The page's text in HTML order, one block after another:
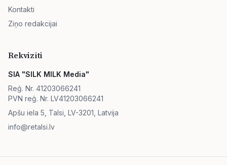
Kontakti
Ziņo redakcijai
Rekvizīti
SIA "SILK MILK Media"
Reģ. Nr. 41203066241
PVN reģ. Nr. LV41203066241
Apšu iela 5, Talsi, LV-3201, Latvija
info@retalsi.lv